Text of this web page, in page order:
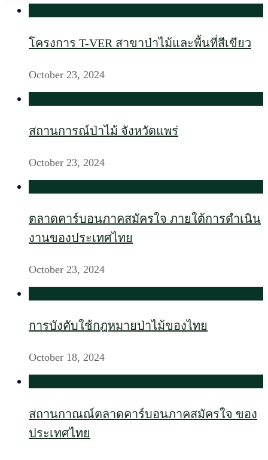
โครงการ T-VER สาขาป่าไม้และพื้นที่สีเขียว
October 23, 2024
สถานการณ์ป่าไม้ จังหวัดแพร่
October 23, 2024
ตลาดคาร์บอนภาคสมัครใจ ภายใต้การดำเนิน
งานของประเทศไทย
October 23, 2024
การบังคับใช้กฎหมายป่าไม้ของไทย
October 18, 2024
สถานกาณณ์ตลาดคาร์บอนภาคสมัครใจ ของ
ประเทศไทย